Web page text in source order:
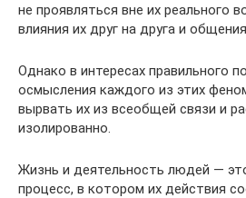
не проявляться вне их реального
влияния их друг на друга и
Однако в интересах правильного
осмысления каждого из этих
вырвать их из всеобщей связи и
изолированно.
Жизнь и деятельность людей —
процесс, в котором их действия